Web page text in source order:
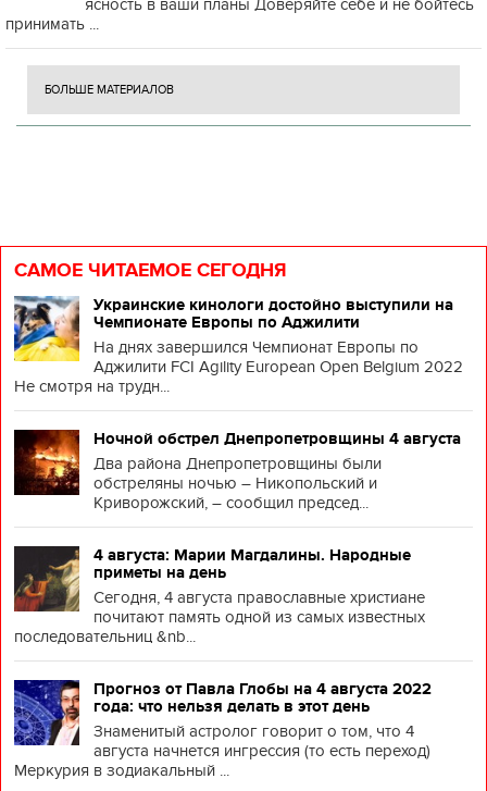
принимать ...
БОЛЬШЕ МАТЕРИАЛОВ
САМОЕ ЧИТАЕМОЕ СЕГОДНЯ
Украинские кинологи достойно выступили на
Чемпионате Европы по Аджилити
На днях завершился Чемпионат Европы по
Аджилити FCI Agility European Open Belgium 2022
Не смотря на трудн...
Ночной обстрел Днепропетровщины 4 августа
Два района Днепропетровщины были
обстреляны ночью – Никопольский и
Криворожский, – сообщил председ...
4 августа: Марии Магдалины. Народные
приметы на день
Сегодня, 4 августа православные христиане
почитают память одной из самых известных
последовательниц &nb...
Прогноз от Павла Глобы на 4 августа 2022
года: что нельзя делать в этот день
Знаменитый астролог говорит о том, что 4
августа начнется ингрессия (то есть переход)
Меркурия в зодиакальный ...